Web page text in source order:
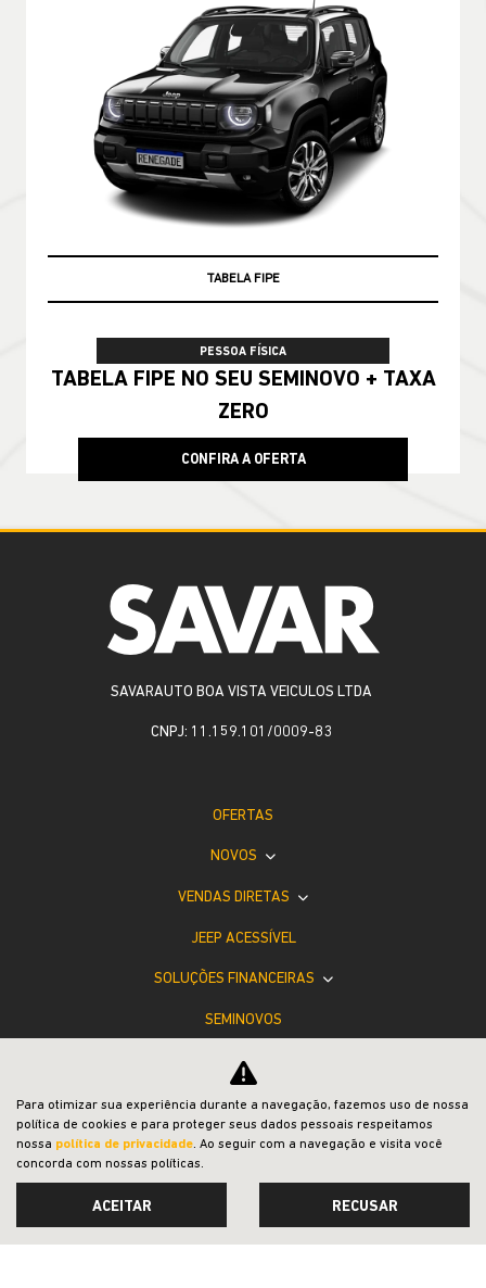
TABELA FIPE
PESSOA FÍSICA
TABELA FIPE NO SEU SEMINOVO + TAXA
ZERO
CONFIRA A OFERTA
SAVARAUTO BOA VISTA VEICULOS LTDA
CNPJ: 11.159.101/0009-83
OFERTAS
NOVOS
VENDAS DIRETAS
JEEP ACESSÍVEL
SOLUÇÕES FINANCEIRAS
SEMINOVOS
SHOWROOM VIRTUAL
PÓS-VENDAS
INSTITUCIONAL
Para otimizar sua experiência durante a navegação, fazemos uso de nossa
política de cookies e para proteger seus dados pessoais respeitamos
nossa política de privacidade. Ao seguir com a navegação e visita você
concorda com nossas políticas.
ACEITAR RECUSAR